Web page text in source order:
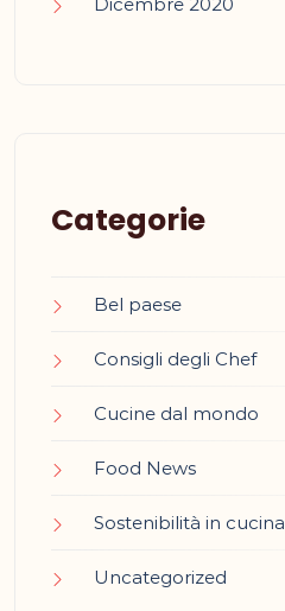
Categorie
Bel paese
Consigli degli Chef
Cucine dal mondo
Food News
Sostenibilità in cucina
Uncategorized